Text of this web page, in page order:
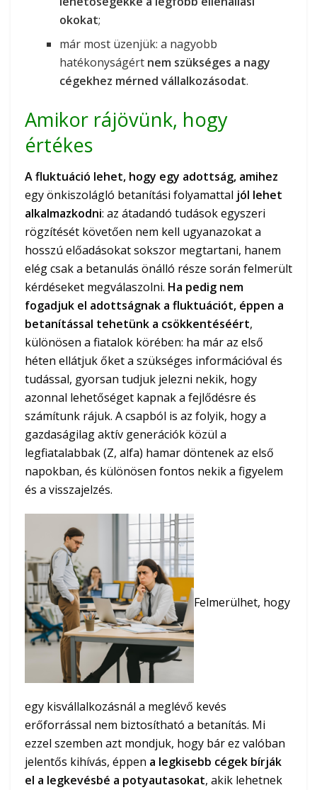
okokat;
már most üzenjük: a nagyobb
hatékonyságért nem szükséges a nagy
cégekhez mérned vállalkozásodat.
Amikor rájövünk, hogy
értékes
A fluktuáció lehet, hogy egy adottság, amihez
egy önkiszolágló betanítási folyamattal jól lehet
alkalmazkodni: az átadandó tudások egyszeri
rögzítését követően nem kell ugyanazokat a
hosszú előadásokat sokszor megtartani, hanem
elég csak a betanulás önálló része során felmerült
kérdéseket megválaszolni. Ha pedig nem
fogadjuk el adottságnak a fluktuációt, éppen a
betanítással tehetünk a csökkentéséért,
különösen a fiatalok körében: ha már az első
héten ellátjuk őket a szükséges információval és
tudással, gyorsan tudjuk jelezni nekik, hogy
azonnal lehetőséget kapnak a fejlődésre és
számítunk rájuk. A csapból is az folyik, hogy a
gazdaságilag aktív generációk közül a
legfiatalabbak (Z, alfa) hamar döntenek az első
napokban, és különösen fontos nekik a figyelem
és a visszajelzés.
Felmerülhet, hogy
egy kisvállalkozásnál a meglévő kevés
erőforrással nem biztosítható a betanítás. Mi
ezzel szemben azt mondjuk, hogy bár ez valóban
jelentős kihívás, éppen a legkisebb cégek bírják
el a legkevésbé a potyautasokat, akik lehetnek